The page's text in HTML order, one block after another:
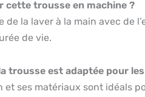
cette trousse en machine ?
de la laver à la main avec de
de vie.
trousse est adaptée pour
et ses matériaux sont idéals